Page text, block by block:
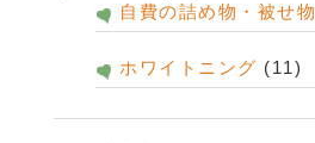
自費の詰め物・被せ物
ホワイトニング (11)